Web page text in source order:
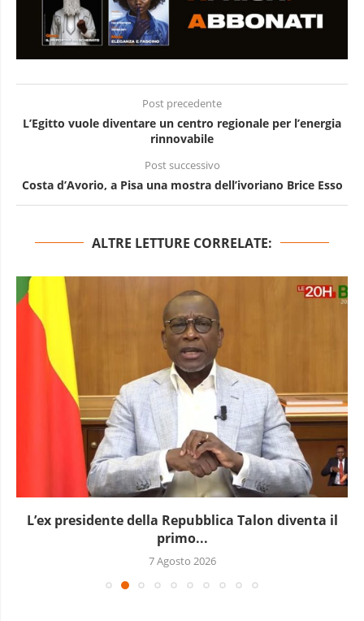
Post precedente
L’Egitto vuole diventare un centro regionale per l’energia
rinnovabile
Post successivo
Costa d’Avorio, a Pisa una mostra dell’ivoriano Brice Esso
ALTRE LETTURE CORRELATE:
L’ex presidente della Repubblica Talon diventa il
primo...
7 Agosto 2026